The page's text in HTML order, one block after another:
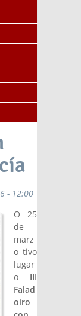
- 12:00
O 25
de
marz
o tivo
lugar
o III
Falad
oiro